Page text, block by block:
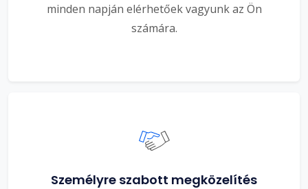
minden napján elérhetőek vagyunk az Ön
számára.
Személyre szabott megközelítés